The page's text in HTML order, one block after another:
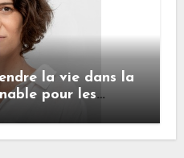
la vie dans la
pour les